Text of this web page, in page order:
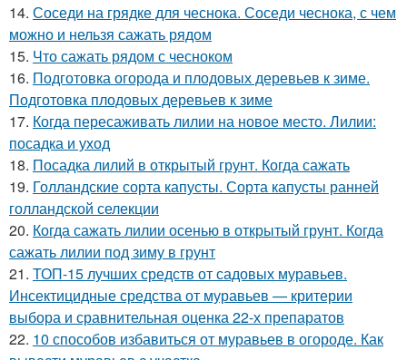
14. Соседи на грядке для чеснока. Соседи чеснока, с чем
можно и нельзя сажать рядом
15. Что сажать рядом с чесноком
16. Подготовка огорода и плодовых деревьев к зиме.
Подготовка плодовых деревьев к зиме
17. Когда пересаживать лилии на новое место. Лилии:
посадка и уход
18. Посадка лилий в открытый грунт. Когда сажать
19. Голландские сорта капусты. Сорта капусты ранней
голландской селекции
20. Когда сажать лилии осенью в открытый грунт. Когда
сажать лилии под зиму в грунт
21. ТОП-15 лучших средств от садовых муравьев.
Инсектицидные средства от муравьев — критерии
выбора и сравнительная оценка 22-х препаратов
22. 10 способов избавиться от муравьев в огороде. Как